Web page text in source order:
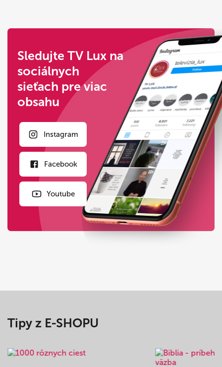
Sledujte TV Lux na
sociálnych
sieťach pre viac
obsahu
Instagram
Facebook
Youtube
Tipy z E-SHOPU